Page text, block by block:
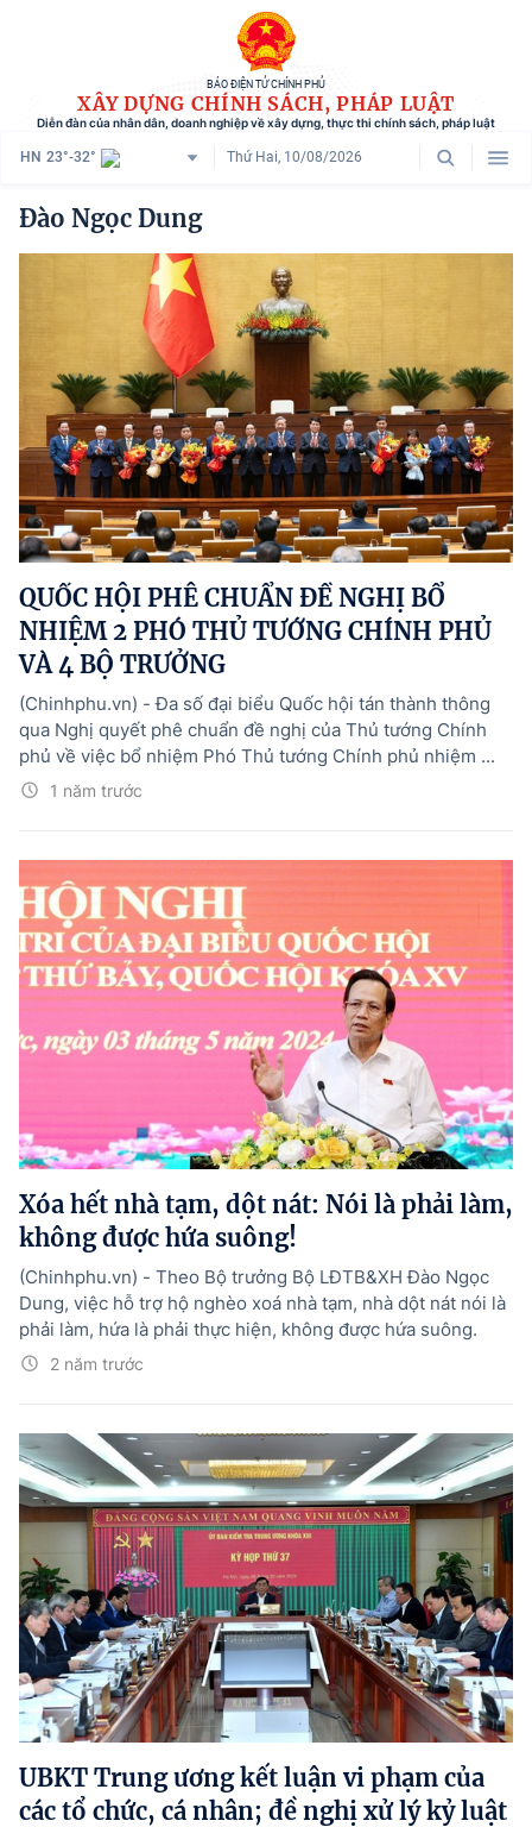
BÁO ĐIỆN TỬ CHÍNH PHỦ
XÂY DỰNG CHÍNH SÁCH, PHÁP LUẬT
Diễn đàn của nhân dân, doanh nghiệp về xây dựng, thực thi chính sách, pháp luật
HN 23°-32° Thứ Hai, 10/08/2026
Danh mục
Trang chủ
Chính sách mới
Tham vấn chính sách
Người dân góp ý
Doanh nghiệp hiến kế
Chính sách và cuộc sống
Hướng dẫn thực hiện chính sách
Phát triển kinh tế tư nhân và doanh nghiệp dân tộc
Ocop và chuỗi giá trị Nông sản
Kinh tế tư nhân
Doanh nghiệp dân tộc
Khác
Photo
© BÁO ĐIỆN TỬ CHÍNH PHỦ
Nguyễn Hồng Sâm
Trụ sở: 16 Lê Hồng Phong - Ba Đình - Hà Nội.
Điện thoại: 080 43162; Fax: 080.48924;
Email: thongtinchinhphu@chinhphu.vn.
Theo dõi báo trên:
Bản quyền thuộc Báo Điện tử Chính phủ - Cổng Thông tin điện tử Chính
phủ.
Ghi rõ nguồn "Báo Điện tử Chính phủ", "Cổng Thông tin điện tử Chính phủ",
hoặc www.baochinhphu.vn, www.chinhphu.vn khi phát hành lại thông tin
từ các nguồn này.
Đào Ngọc Dung
QUỐC HỘI PHÊ CHUẨN ĐỀ NGHỊ BỔ
NHIỆM 2 PHÓ THỦ TƯỚNG CHÍNH PHỦ
VÀ 4 BỘ TRƯỞNG
1 năm trước
(Chinhphu.vn) - Đa số đại biểu Quốc hội tán thành thông
qua Nghị quyết phê chuẩn đề nghị của Thủ tướng Chính
phủ về việc bổ nhiệm Phó Thủ tướng Chính phủ nhiệm ...
Xóa hết nhà tạm, dột nát: Nói là phải làm,
không được hứa suông!
2 năm trước
(Chinhphu.vn) - Theo Bộ trưởng Bộ LĐTB&XH Đào Ngọc
Dung, việc hỗ trợ hộ nghèo xoá nhà tạm, nhà dột nát nói là
phải làm, hứa là phải thực hiện, không được hứa suông.
UBKT Trung ương kết luận vi phạm của
các tổ chức, cá nhân; đề nghị xử lý kỷ luật